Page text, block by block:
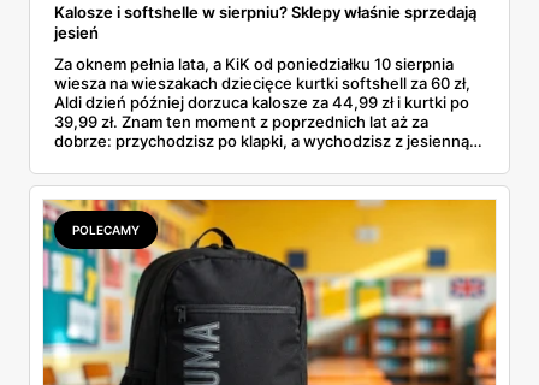
Kalosze i softshelle w sierpniu? Sklepy właśnie sprzedają
jesień
Za oknem pełnia lata, a KiK od poniedziałku 10 sierpnia
wiesza na wieszakach dziecięce kurtki softshell za 60 zł,
Aldi dzień później dorzuca kalosze za 44,99 zł i kurtki po
39,99 zł. Znam ten moment z poprzednich lat aż za
dobrze: przychodzisz po klapki, a wychodzisz z jesienną
pojawi się w gazetkach w przyszłym tygodniu i czy jest
sens kupować jesień, zanim skończą się wakacje.
POLECAMY